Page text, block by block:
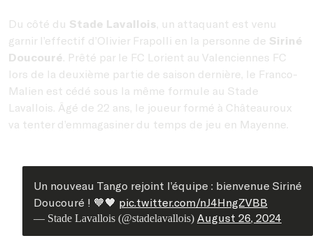
Du côté du Stade Lavallois, un attaquant est venu
garnir l’effectif d’Olivier Frapolli en la personne de Siriné
Doucouré. Prêté par le FC Lorient au Valenciennes FC
lors de la deuxième partie de saison dernière, le Franco-
Malien est cédé sous la même formule au Stade
Lavallois. Âgé de 22 ans, le joueur formé à Châteauroux
va tenter d’emmagasiner du temps de jeu en Mayenne.
Un nouveau Tango rejoint l’équipe : bienvenue Siriné
Doucouré ! 🧡🖤 pic.twitter.com/nJ4HngZVBB
— Stade Lavallois (@stadelavallois) August 26, 2024